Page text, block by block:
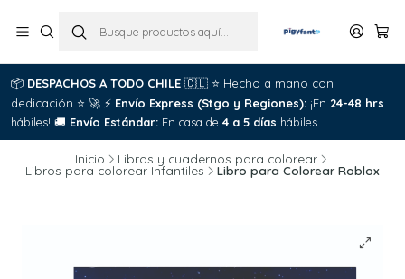
📦 DESPACHOS A TODO CHILE 🇨🇱 ⭐ Hecho a mano con
dedicación ⭐ 🚀 ⚡ Envío Express (Stgo y Regiones): ¡En 24-48 hrs
hábiles! 🚚 Envío Estándar: En casa de 4 a 5 días hábiles.
Inicio Libros y cuadernos para colorear
Libros para colorear Infantiles Libro para Colorear Roblox